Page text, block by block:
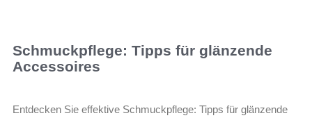
Schmuckpflege: Tipps für glänzende
Accessoires
Entdecken Sie effektive Schmuckpflege: Tipps für glänzende